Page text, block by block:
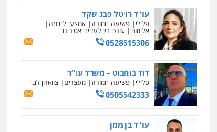
עו"ד ירון גיגי
פלילי צווארון לבן מעצרים הליכי הסגרה
0522249087
עו"ד רועי אטיאס
משפט פלילי פשיעה חמורה צווארון לבן
עו"ד רויטל סבג שקד
פלילי פשיעה חמורה אמצעי לחימה
אלימות עורכי דין לענייני אסירים
0528615306
דוד בוחבוט – משרד עו"ד
פלילי פשיעה חמורה מעצרים צווארון לבן
0505542333
עו"ד בן ממן
אסירים עבירות מין שירותים מקצועיים
לעורכי דין
0544500346
מאיה בלום, עו"ס, טיפול ושיקום
טיפול בהתמכרויות שירותים מקצועיים
לעורכי דין
0504062539
עו"ד ד"ר אבי שקד
עבירות כלכליות הלבנת הון חילוטים
עבירות פליליות